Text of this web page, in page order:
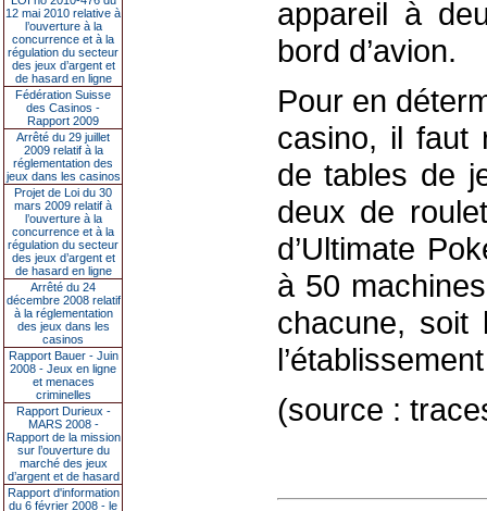
12 mai 2010 relative à
l’ouverture à la
concurrence et à la
régulation du secteur
des jeux d’argent et
de hasard en ligne
Fédération Suisse
des Casinos -
Rapport 2009
Arrêté du 29 juillet
2009 relatif à la
réglementation des
jeux dans les casinos
Projet de Loi du 30
mars 2009 relatif à
l’ouverture à la
concurrence et à la
régulation du secteur
des jeux d’argent et
de hasard en ligne
Arrêté du 24
décembre 2008 relatif
à la réglementation
des jeux dans les
casinos
Rapport Bauer - Juin
2008 - Jeux en ligne
et menaces
criminelles
Rapport Durieux -
MARS 2008 -
Rapport de la mission
sur l’ouverture du
marché des jeux
d’argent et de hasard
Rapport d'information
du 6 février 2008 - le
appareil à
bord d’avion.
Pour en
casino, il faut
de tables de
deux de
d’Ultimate
à 50
chacune, soit
(source :